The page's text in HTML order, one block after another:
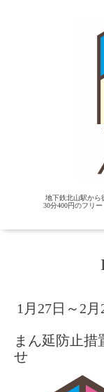
地下鉄北山駅から
30分400円のフリ
1月27日～2月
まん延防止措
せ